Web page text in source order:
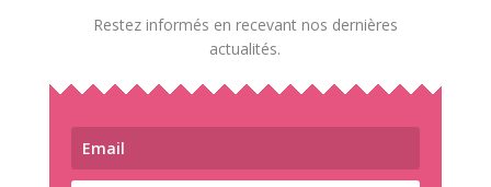
Restez informés en recevant nos dernières
actualités.